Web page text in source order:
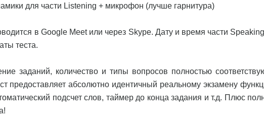
для части Listening + микрофон (лучше гарнитура)
в Google Meet или через Skype. Дату и время части
теста.
заданий, количество и типы вопросов полностью
предоставляет абсолютно идентичный реальному экзамену
подсчет слов, таймер до конца задания и т.д. Плюс